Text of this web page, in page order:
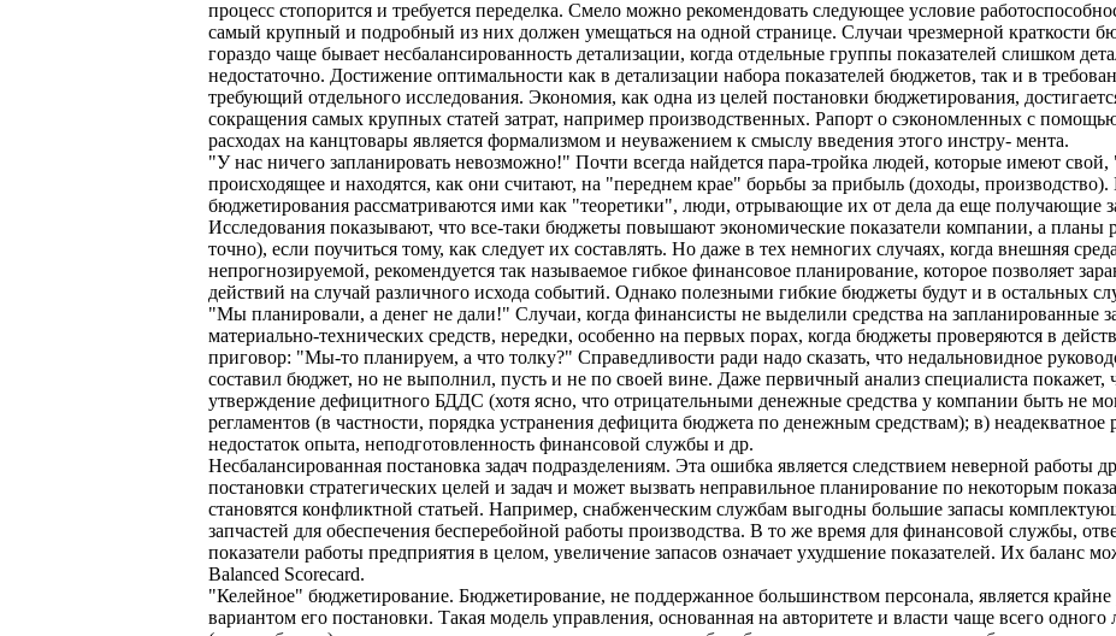
процесс стопорится и требуется переделка. Смело можно рекомендовать следующее условие
самый крупный и подробный из них должен умещаться на одной странице. Случаи чрезмерной краткости
гораздо чаще бывает несбалансированность детализации, когда отдельные группы показателей слишком
недостаточно. Достижение оптимальности как в детализации набора показателей бюджетов, так и в
требующий отдельного исследования. Экономия, как одна из целей постановки бюджетирования,
сокращения самых крупных статей затрат, например производственных. Рапорт о сэкономленных с
расходах на канцтовары является формализмом и неуважением к смыслу введения этого инстру- мента.
"У нас ничего запланировать невозможно!" Почти всегда найдется пара-тройка людей, которые имеют
происходящее и находятся, как они считают, на "переднем крае" борьбы за прибыль (доходы, производство).
бюджетирования рассматриваются ими как "теоретики", люди, отрывающие их от дела да еще получающие
Исследования показывают, что все-таки бюджеты повышают экономические показатели компании, а планы
точно), если поучиться тому, как следует их составлять. Но даже в тех немногих случаях, когда внешняя
непрогнозируемой, рекомендуется так называемое гибкое финансовое планирование, которое позволяет
действий на случай различного исхода событий. Однако полезными гибкие бюджеты будут и в остальных
"Мы планировали, а денег не дали!" Случаи, когда финансисты не выделили средства на запланированные
материально-технических средств, нередки, особенно на первых порах, когда бюджеты проверяются в
приговор: "Мы-то планируем, а что толку?" Справедливости ради надо сказать, что недальновидное
составил бюджет, но не выполнил, пусть и не по своей вине. Даже первичный анализ специалиста покажет,
утверждение дефицитного БДДС (хотя ясно, что отрицательными денежные средства у компании быть не
регламентов (в частности, порядка устранения дефицита бюджета по денежным средствам); в) неадекватное
недостаток опыта, неподготовленность финансовой службы и др.
Несбалансированная постановка задач подразделениям. Эта ошибка является следствием неверной работы
постановки стратегических целей и задач и может вызвать неправильное планирование по некоторым
становятся конфликтной статьей. Например, снабженческим службам выгодны большие запасы
запчастей для обеспечения бесперебойной работы производства. В то же время для финансовой службы,
показатели работы предприятия в целом, увеличение запасов означает ухудшение показателей. Их баланс
Balanced Scorecard.
"Келейное" бюджетирование. Бюджетирование, не поддержанное большинством персонала, является
вариантом его постановки. Такая модель управления, основанная на авторитете и власти чаще всего